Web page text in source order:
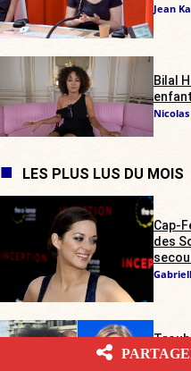
Jean
Bilal
LES PLUS LUS DU MOIS
Cap-
des
au